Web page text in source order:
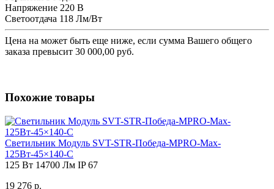
Напряжение 220 В
Светоотдача 118 Лм/Вт
Цена на может быть еще ниже, если сумма Вашего общего
заказа превысит 30 000,00 руб.
Похожие товары
Светильник Модуль SVT-STR-Победа-MPRO-Max-
125Вт-45×140-C
125 Вт 14700 Лм IP 67
19 276 р.